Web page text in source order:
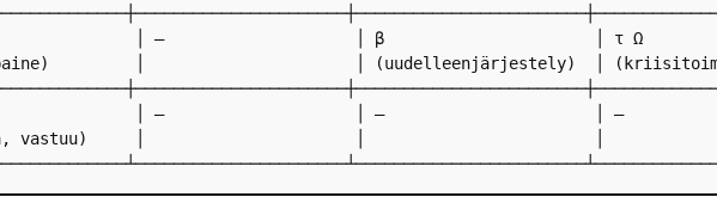
│ –                    │ β                      │ τ Ω
│                      │ (uudelleenjärjestely)  │
│ –                    │ –                      │ –
vastuu)     │                      │                        │